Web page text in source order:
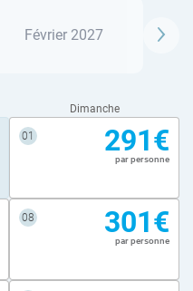
Février 2027
Dimanche
01 291€
par personne
08 301€
par personne